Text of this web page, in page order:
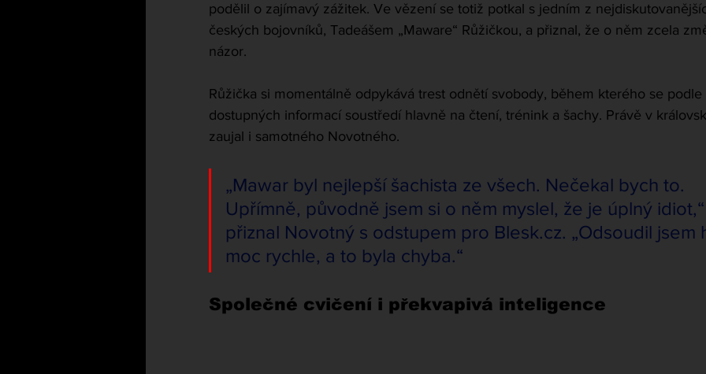
podělil o zajímavý zážitek. Ve vězení se totiž potkal s jedním z
českých bojovníků, Tadeášem „Maware“ Růžičkou, a přiznal, že o něm zcela
názor.
Růžička si momentálně odpykává trest odnětí svobody, během kterého se podle
dostupných informací soustředí hlavně na čtení, trénink a šachy. Právě v
zaujal i samotného Novotného.
„Mawar byl nejlepší šachista ze všech. Nečekal bych to.
Upřímně, původně jsem si o něm myslel, že je úplný idiot,“
přiznal Novotný s odstupem pro Blesk.cz. „Odsoudil jsem
moc rychle, a to byla chyba.“
Společné cvičení i překvapivá inteligence